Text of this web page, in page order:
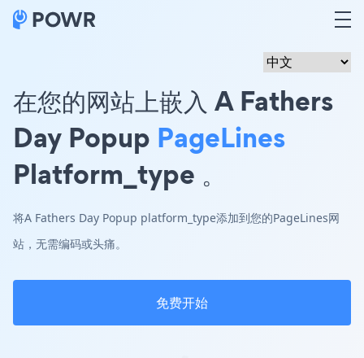
在您的网站上嵌入 A Fathers
Day Popup PageLines
Platform_type 。
将A Fathers Day Popup platform_type添加到您的PageLines网
站，无需编码或头痛。
免费开始